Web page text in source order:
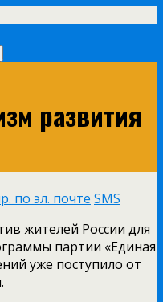
развития
по эл. почте SMS
жителей России для
партии «Единая
уже поступило от